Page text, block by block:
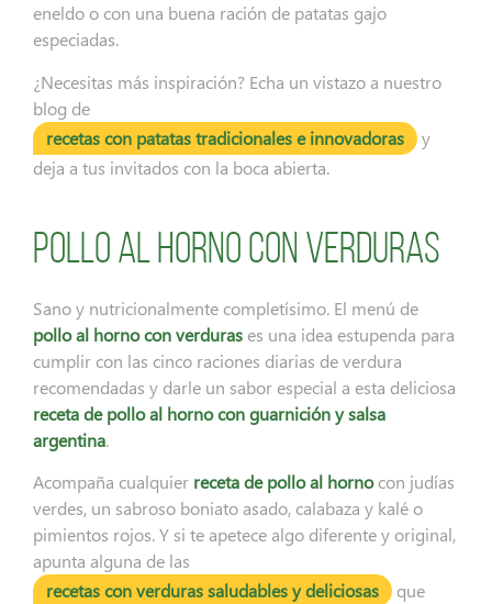
eneldo o con una buena ración de patatas gajo
especiadas.
¿Necesitas más inspiración? Echa un vistazo a nuestro
blog de
recetas con patatas tradicionales e innovadoras
y
deja a tus invitados con la boca abierta.
Pollo al horno con verduras
Sano y nutricionalmente completísimo. El menú de
pollo al horno con verduras es una idea estupenda para
cumplir con las cinco raciones diarias de verdura
recomendadas y darle un sabor especial a esta deliciosa
receta de pollo al horno con guarnición y salsa
argentina.
Acompaña cualquier receta de pollo al hornocon judías
verdes, un sabroso boniato asado, calabaza y kalé o
pimientos rojos. Y si te apetece algo diferente y original,
apunta alguna de las
recetas con verduras saludables y deliciosas
que